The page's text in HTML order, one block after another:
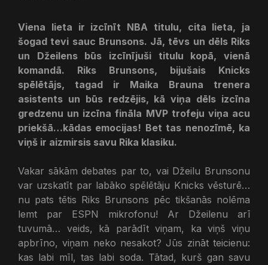
Viena lieta ir izcīnīt NBA titulu, cita lieta, ja
šogad tevi sauc Brunsons. Jā, tēvs un dēls Riks
un Džeilens būs izcīnījuši titulu kopā, vienā
komandā. Riks Brunsons, bijušais Knicks
spēlētājs, tagad ir Maika Brauna trenera
asistents un būs redzējis, kā viņa dēls izcīna
gredzenu un izcīna fināla MVP trofeju viņa acu
priekšā…kādas emocijas! Bet tas nenozīmē, ka
viņš ir aizmirsis savu Rika klasiku.
Vakar sākām debates par to, vai Džeilu Brunsonu
var uzskatīt par labāko spēlētāju Knicks vēsturē…
nu pats tētis Riks Brunsons pēc tikšanās nolēma
lemt par ESPN mikrofonu! Ar Džeilenu arī
tuvumā… veids, kā parādīt viņam, ka viņš viņu
apbrīno, viņam neko nesakot? Jūs zināt teicienu:
kas labi mīl, tas labi soda. Tātad, kurš gan savu